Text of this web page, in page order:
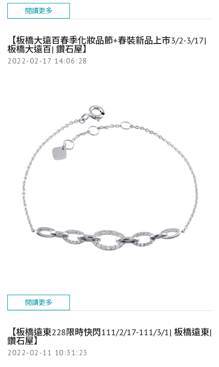
閱讀更多
【板橋大遠百春季化妝品節+春裝新品上市3/2-3/17|
板橋大遠百| 鑽石屋】
2022-02-17 14:06:28
閱讀更多
【板橋遠東228限時快閃111/2/17-111/3/1| 板橋遠東|
鑽石屋】
2022-02-11 10:31:23